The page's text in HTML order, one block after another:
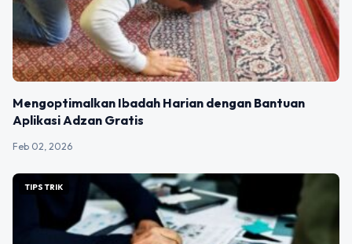
Mengoptimalkan Ibadah Harian dengan Bantuan
Aplikasi Adzan Gratis
Feb 02, 2026
TIPS TRIK